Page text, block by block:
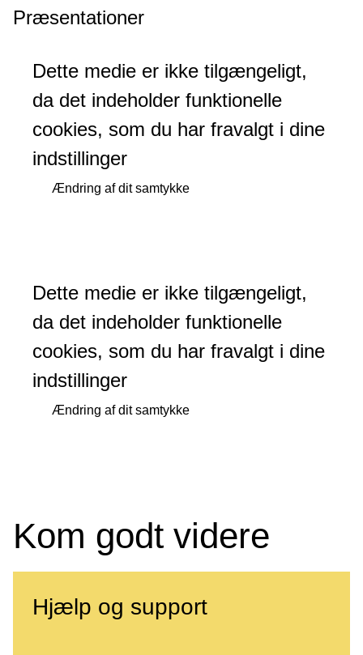
Præsentationer
Dette medie er ikke tilgængeligt,
da det indeholder funktionelle
cookies, som du har fravalgt i dine
indstillinger
Ændring af dit samtykke
Dette medie er ikke tilgængeligt,
da det indeholder funktionelle
cookies, som du har fravalgt i dine
indstillinger
Ændring af dit samtykke
Kom godt videre
Hjælp og support